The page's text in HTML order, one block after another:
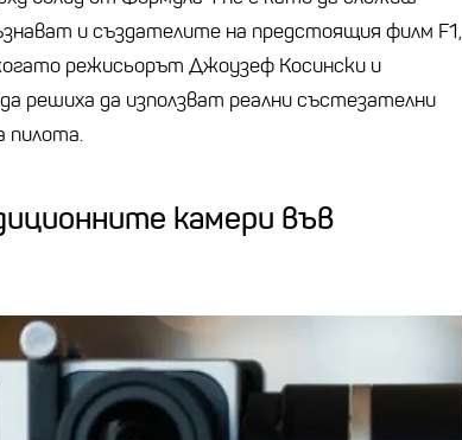
и създателите на предстоящия филм F1,
режисьорът Джоузеф Косински и
решиха да използват реални състезателни
пилота.
камери във